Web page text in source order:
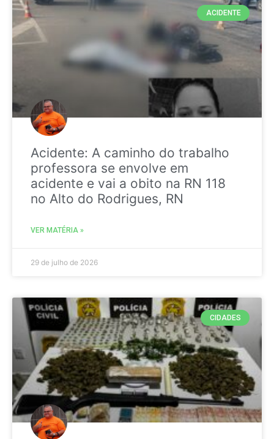
ACIDENTE
Acidente: A caminho do trabalho
professora se envolve em
acidente e vai a obito na RN 118
no Alto do Rodrigues, RN
VER MATÉRIA »
29 de julho de 2026
CIDADES